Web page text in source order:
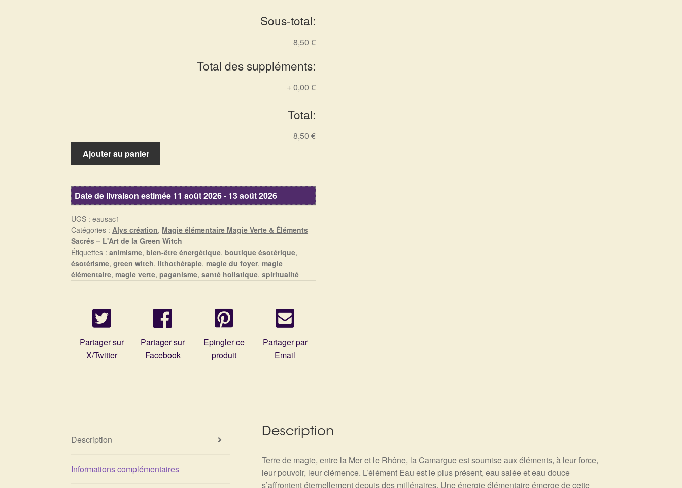
Sous-total:
8,50 €
Total des suppléments:
+0,00 €
Total:
8,50 €
quantité
sacrée,
entre
et
Rhône
Ajouter au panier
Date de livraison estimée 11 août 2026 - 13 août 2026
UGS :eausac1
Catégories : Alys création, Magie élémentaire Magie Verte & Éléments
Sacrés – L'Art de la Green Witch
Étiquettes :animisme,bien-être énergétique,boutique ésotérique,
ésotérisme,green witch, lithothérapie, magie du foyer, magie
élémentaire, magie verte,paganisme,santé holistique,spiritualité
Partager sur
X/Twitter
Partager sur
Facebook
Epingler ce
produit
Partager par
Email
Description
Informations complémentaires
Description
Terre de magie, entre la Mer et le Rhône, la Camargue est soumise aux éléments, à leur force,
leur pouvoir, leur clémence. L’élément Eau est le plus présent, eau salée et eau douce
s’affrontent éternellement depuis des millénaires. Une énergie élémentaire émerge de cette